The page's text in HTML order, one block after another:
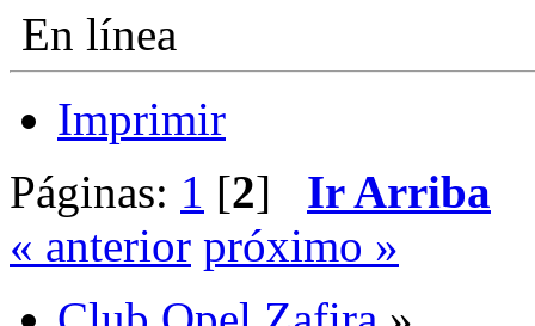
En línea
Imprimir
Páginas: 1 [2] Ir Arriba
« anterior próximo »